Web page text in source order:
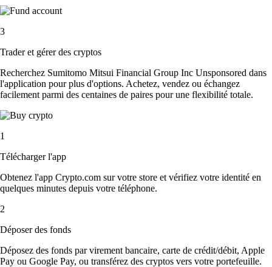
3
Trader et gérer des cryptos
Recherchez Sumitomo Mitsui Financial Group Inc Unsponsored dans
l'application pour plus d'options. Achetez, vendez ou échangez
facilement parmi des centaines de paires pour une flexibilité totale.
1
Télécharger l'app
Obtenez l'app Crypto.com sur votre store et vérifiez votre identité en
quelques minutes depuis votre téléphone.
2
Déposer des fonds
Déposez des fonds par virement bancaire, carte de crédit/débit, Apple
Pay ou Google Pay, ou transférez des cryptos vers votre portefeuille.